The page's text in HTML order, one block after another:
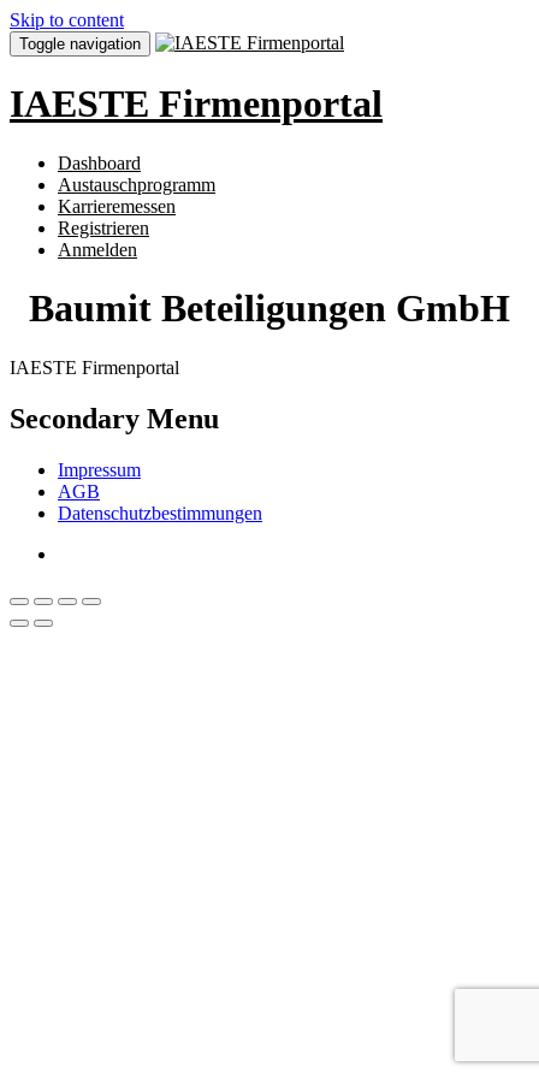
Skip to content
Toggle navigation
IAESTE Firmenportal
Dashboard
Austauschprogramm
Karrieremessen
Registrieren
Anmelden
Baumit Beteiligungen GmbH
IAESTE Firmenportal
Secondary Menu
Impressum
AGB
Datenschutzbestimmungen